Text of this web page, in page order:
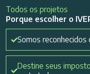
Todos os projetos
Porque escolher o
Somos reconhecidos
Destine seus